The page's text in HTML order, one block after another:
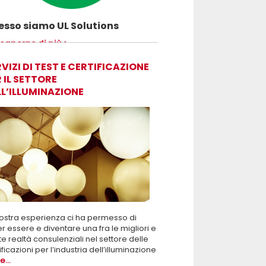
siamo UL Solutions
le scienze della sicurezza e
di più
DI TEST E CERTIFICAZIONE
IL SETTORE
esperienza ci ha permesso di
essere e diventare una fra le migliori e
realtà consulenziali nel settore delle
per l’industria dell’illuminazione